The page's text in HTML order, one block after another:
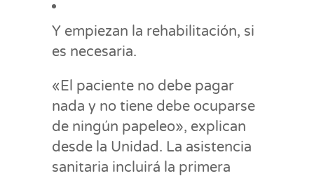
Y empiezan la rehabilitación, si
es necesaria.
«El paciente no debe pagar
nada y no tiene debe ocuparse
de ningún papeleo», explican
desde la Unidad. La asistencia
sanitaria incluirá la primera